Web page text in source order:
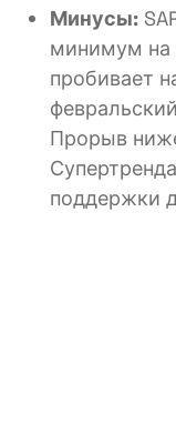
Минусы:
минимум на
пробивает
Прорыв
поддержки